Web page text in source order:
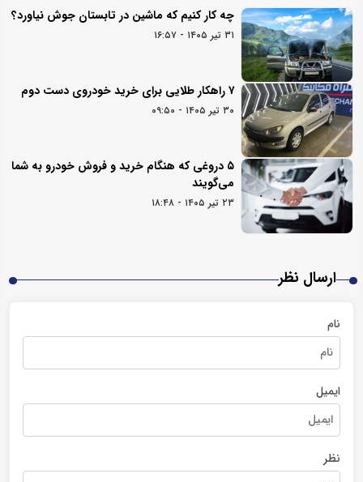
چه کار کنیم که ماشین در تابستان جوش نیاورد؟
۳۱ تیر ۱۴۰۵ - ۱۶:۵۷
۷ راهکار طلایی برای خرید خودروی دست دوم
۳۰ تیر ۱۴۰۵ - ۰۹:۵۰
۵ دروغی که هنگام خرید و فروش خودرو به شما
می‌گویند
۲۳ تیر ۱۴۰۵ - ۱۸:۴۸
ارسال نظر
نام
ایمیل
نظر